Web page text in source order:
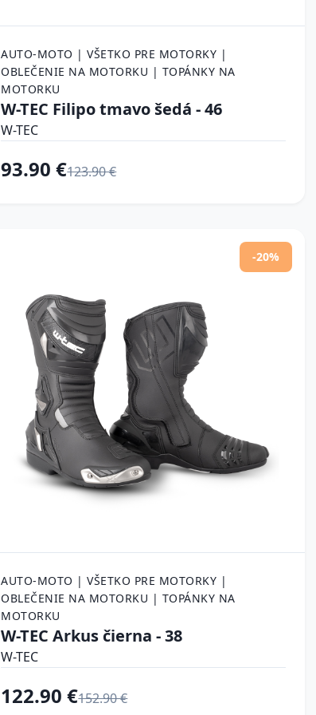
AUTO-MOTO | VŠETKO PRE MOTORKY |
OBLEČENIE NA MOTORKU | TOPÁNKY NA
MOTORKU
W-TEC Filipo tmavo šedá - 46
W-TEC
93.90 €123.90 €
-20%
AUTO-MOTO | VŠETKO PRE MOTORKY |
OBLEČENIE NA MOTORKU | TOPÁNKY NA
MOTORKU
W-TEC Arkus čierna - 38
W-TEC
122.90 €152.90 €